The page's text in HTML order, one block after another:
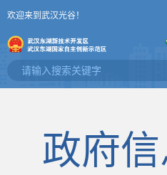
欢迎来到武汉光谷！
政府